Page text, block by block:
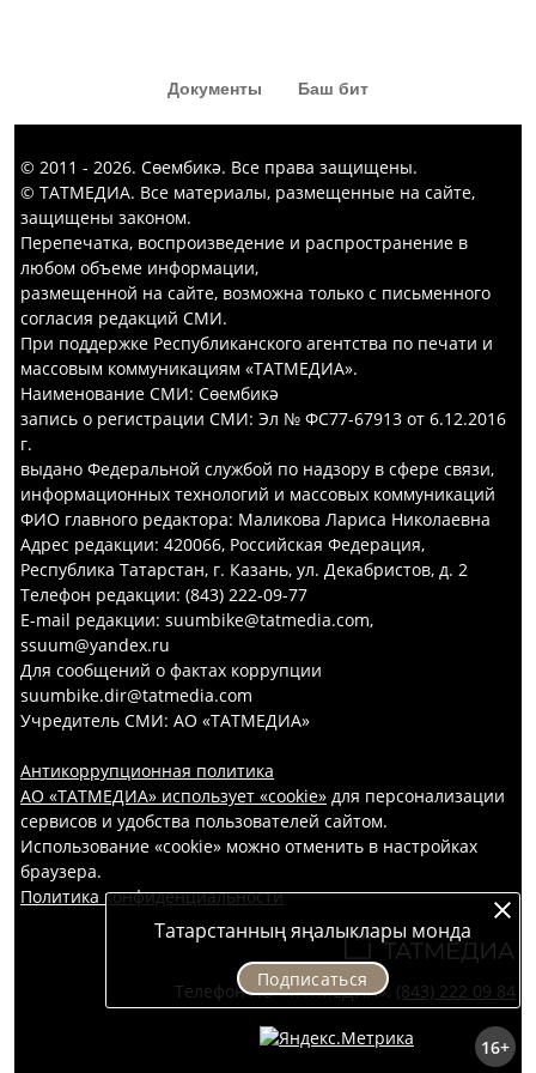
Татарстанның яңалыклары монда
Подписаться
Документы Баш бит
© 2011 - 2026. Сөембикә. Все права защищены.
© ТАТМЕДИА. Все материалы, размещенные на сайте,
защищены законом.
Перепечатка, воспроизведение и распространение в
любом объеме информации,
размещенной на сайте, возможна только с письменного
согласия редакций СМИ.
При поддержке Республиканского агентства по печати и
массовым коммуникациям «ТАТМЕДИА».
Наименование СМИ: Сөембикә
запись о регистрации СМИ: Эл № ФС77-67913 от 6.12.2016
г.
выдано Федеральной службой по надзору в сфере связи,
информационных технологий и массовых коммуникаций
ФИО главного редактора: Маликова Лариса Николаевна
Адрес редакции: 420066, Российская Федерация,
Республика Татарстан, г. Казань, ул. Декабристов, д. 2
Телефон редакции: (843) 222-09-77
E-mail редакции: suumbike@tatmedia.com,
ssuum@yandex.ru
Для сообщений о фактах коррупции
suumbike.dir@tatmedia.com
Учредитель СМИ: АО «ТАТМЕДИА»
Антикоррупционная политика
АО «ТАТМЕДИА» использует «cookie» для персонализации
сервисов и удобства пользователей сайтом.
Использование «cookie» можно отменить в настройках
браузера.
Политика конфиденциальности
Телефон АО «ТАТМЕДИА»: (843) 222 09 84
16+